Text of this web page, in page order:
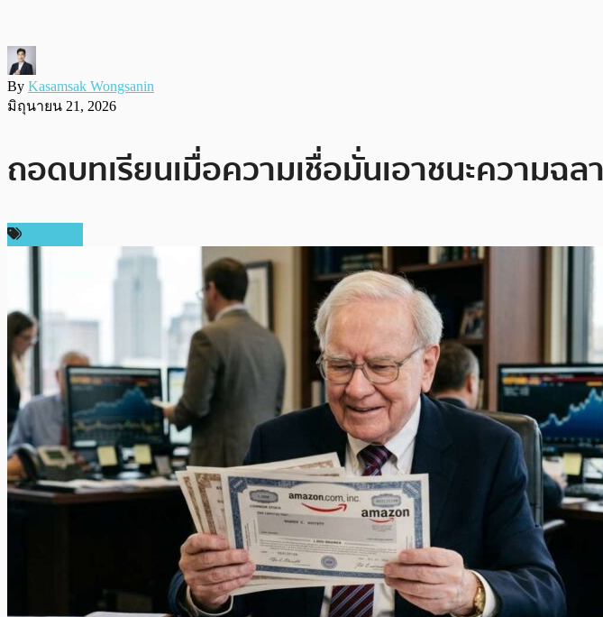
By Kasamsak Wongsanin
มิถุนายน 21, 2026
ถอดบทเรียนเมื่อความเชื่อมั่นเอาชนะความ